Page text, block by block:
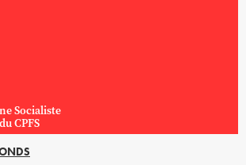
Socialiste
CPFS